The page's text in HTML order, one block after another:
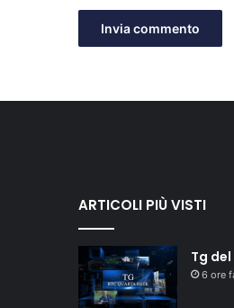
ARTICOLI PIÙ VISTI
Tg
6 ore